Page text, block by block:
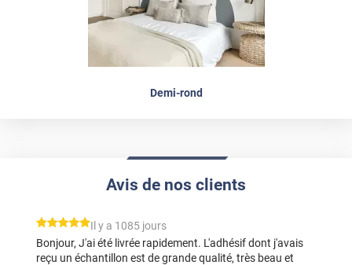
Demi-rond
Avis de nos clients
*****
Il y a 1085 jours
Bonjour, J'ai été livrée rapidement. L'adhésif dont j'avais
reçu un échantillon est de grande qualité, très beau et